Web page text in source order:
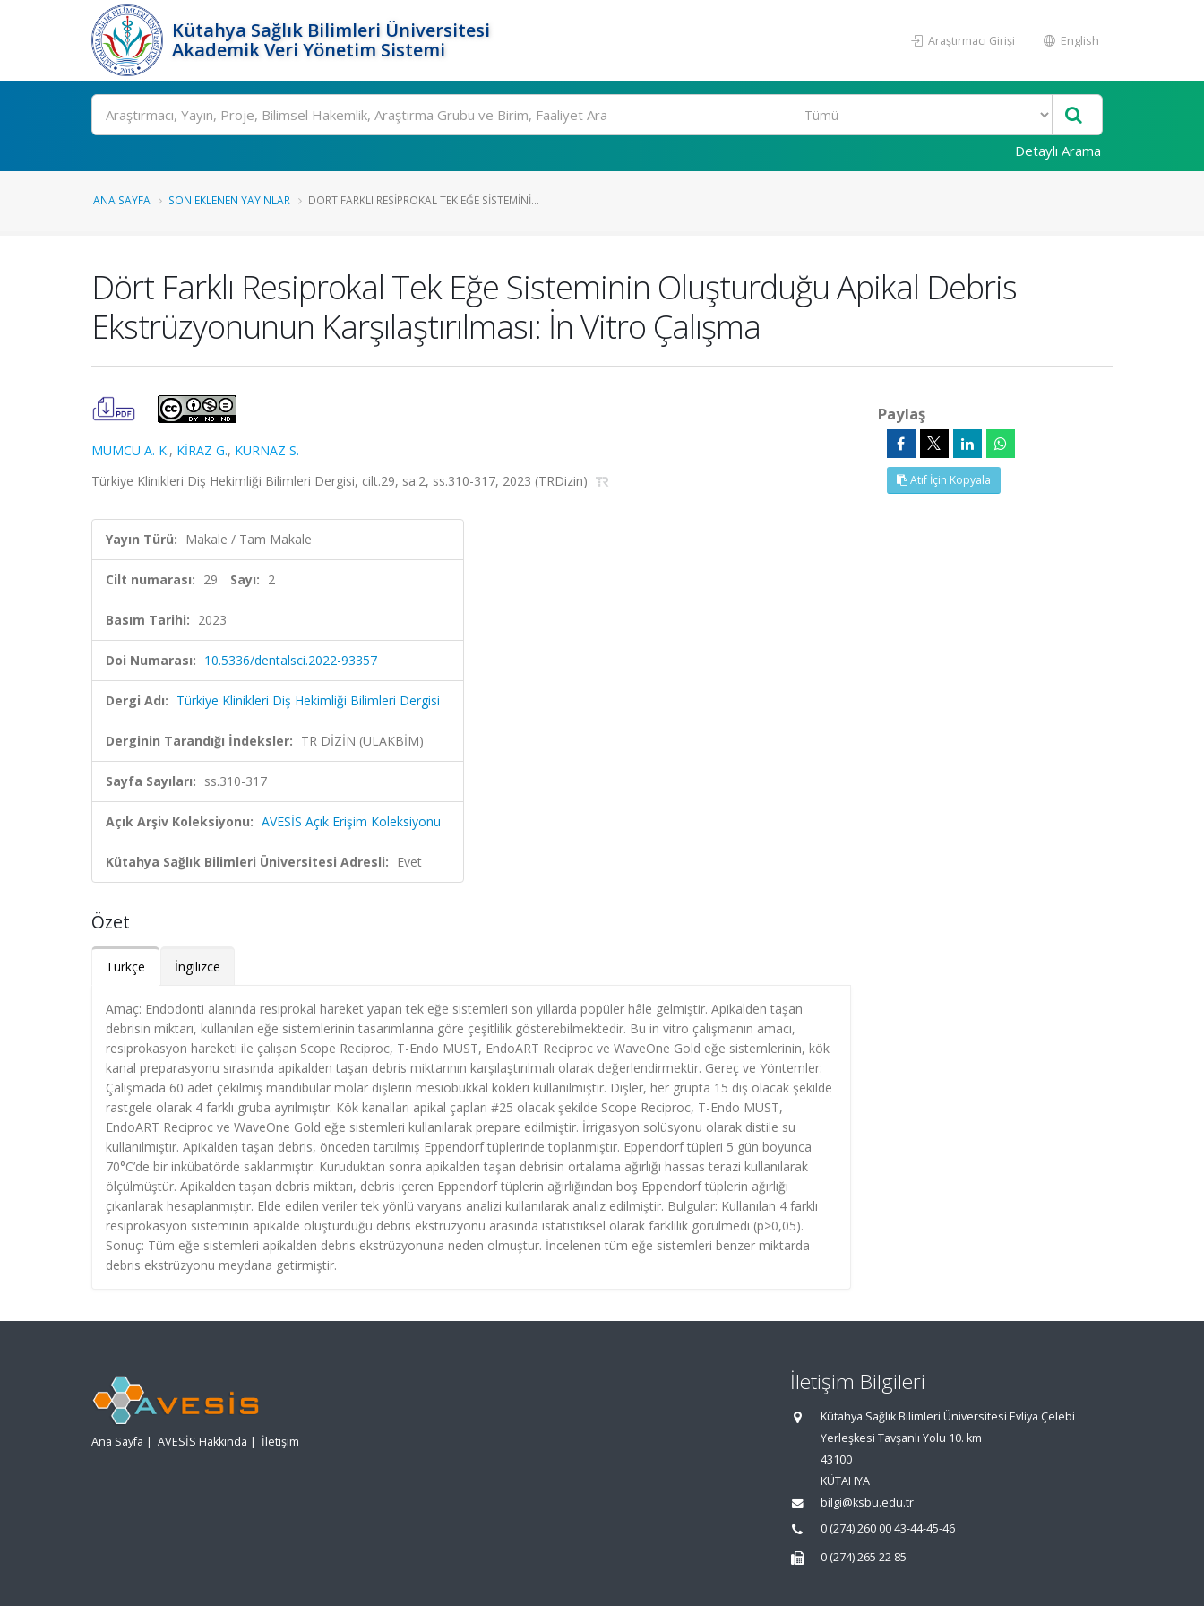
Kütahya Sağlık Bilimleri Üniversitesi
Akademik Veri Yönetim Sistemi
Araştırmacı Girişi English
Ara
Detaylı Arama
ANA SAYFA SON EKLENEN YAYINLAR DÖRT FARKLI RESIPROKAL TEK EĞE SISTEMINI...
Dört Farklı Resiprokal Tek Eğe Sisteminin Oluşturduğu Apikal Debris
Ekstrüzyonunun Karşılaştırılması: İn Vitro Çalışma
MUMCU A. K., KİRAZ G., KURNAZ S.
Türkiye Klinikleri Diş Hekimliği Bilimleri Dergisi, cilt.29, sa.2, ss.310-317, 2023 (TRDizin)
Yayın Türü: Makale / Tam Makale
Cilt numarası: 29 Sayı: 2
Basım Tarihi: 2023
Doi Numarası: 10.5336/dentalsci.2022-93357
Dergi Adı: Türkiye Klinikleri Diş Hekimliği Bilimleri Dergisi
Derginin Tarandığı İndeksler: TR DİZİN (ULAKBİM)
Sayfa Sayıları: ss.310-317
Açık Arşiv Koleksiyonu: AVESİS Açık Erişim Koleksiyonu
Kütahya Sağlık Bilimleri Üniversitesi Adresli: Evet
Özet
Türkçe İngilizce
Amaç: Endodonti alanında resiprokal hareket yapan tek eğe sistemleri son yıllarda popüler hâle gelmiştir. Apikalden taşan
debrisin miktarı, kullanılan eğe sistemlerinin tasarımlarına göre çeşitlilik gösterebilmektedir. Bu in vitro çalışmanın amacı,
resiprokasyon hareketi ile çalışan Scope Reciproc, T-Endo MUST, EndoART Reciproc ve WaveOne Gold eğe sistemlerinin, kök
kanal preparasyonu sırasında apikalden taşan debris miktarının karşılaştırılmalı olarak değerlendirmektir. Gereç ve Yöntemler:
Çalışmada 60 adet çekilmiş mandibular molar dişlerin mesiobukkal kökleri kullanılmıştır. Dişler, her grupta 15 diş olacak şekilde
rastgele olarak 4 farklı gruba ayrılmıştır. Kök kanalları apikal çapları #25 olacak şekilde Scope Reciproc, T-Endo MUST,
EndoART Reciproc ve WaveOne Gold eğe sistemleri kullanılarak prepare edilmiştir. İrrigasyon solüsyonu olarak distile su
kullanılmıştır. Apikalden taşan debris, önceden tartılmış Eppendorf tüplerinde toplanmıştır. Eppendorf tüpleri 5 gün boyunca
70°C’de bir inkübatörde saklanmıştır. Kuruduktan sonra apikalden taşan debrisin ortalama ağırlığı hassas terazi kullanılarak
ölçülmüştür. Apikalden taşan debris miktarı, debris içeren Eppendorf tüplerin ağırlığından boş Eppendorf tüplerin ağırlığı
çıkarılarak hesaplanmıştır. Elde edilen veriler tek yönlü varyans analizi kullanılarak analiz edilmiştir. Bulgular: Kullanılan 4 farklı
resiprokasyon sisteminin apikalde oluşturduğu debris ekstrüzyonu arasında istatistiksel olarak farklılık görülmedi (p>0,05).
Sonuç: Tüm eğe sistemleri apikalden debris ekstrüzyonuna neden olmuştur. İncelenen tüm eğe sistemleri benzer miktarda
debris ekstrüzyonu meydana getirmiştir.
Paylaş
Atıf İçin Kopyala
Ana Sayfa | AVESİS Hakkında | İletişim
İletişim Bilgileri
Kütahya Sağlık Bilimleri Üniversitesi Evliya Çelebi
Yerleşkesi Tavşanlı Yolu 10. km
43100
KÜTAHYA
bilgi@ksbu.edu.tr
0 (274) 260 00 43-44-45-46
0 (274) 265 22 85